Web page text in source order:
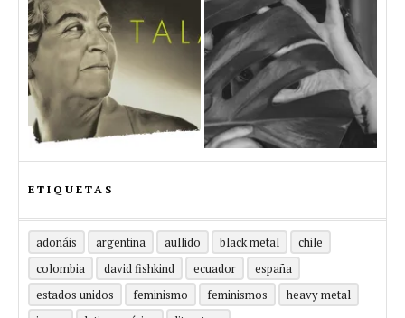
ETIQUETAS
adonáis argentina aullido black metal
chile
colombia
david fishkind ecuador
españa
estados unidos
feminismo feminismos
heavy metal